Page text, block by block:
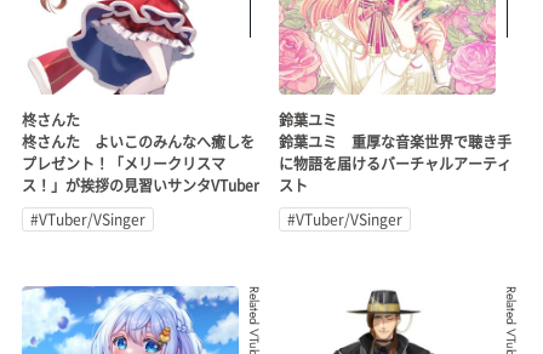
柊さんた
柊さんた よいこのみんなへ癒しを
プレゼント！「メリークリスマ
ス！」が挨拶の見習いサンタVTuber
#VTuber/VSinger
鈴葉ユミ
鈴葉ユミ 重厚な音楽世界で聴き手
に物語を届けるバーチャルアーティ
スト
#VTuber/VSinger